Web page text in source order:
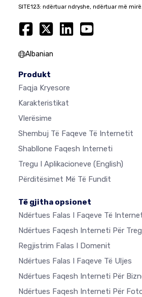
SITE123: ndërtuar ndryshe, ndërtuar më mirë.
Albanian
Produkt
Faqja Kryesore
Karakteristikat
Vlerësime
Shembuj Të Faqeve Të Internetit
Shabllone Faqesh Interneti
Tregu I Aplikacioneve (English)
Përditësimet Më Të Fundit
Të gjitha opsionet
Ndërtues Falas I Faqeve Të
Ndërtues Faqesh Interneti Për
Regjistrim Falas I Domenit
Ndërtues Falas I Faqeve Të Uljes
Ndërtues Faqesh Interneti Për
Ndërtues Faqesh Interneti Për